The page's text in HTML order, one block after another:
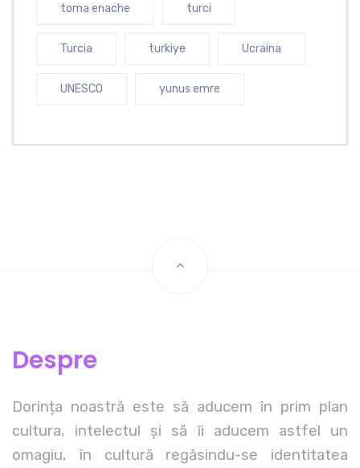
toma enache turci
Turcia turkiye Ucraina
UNESCO yunus emre
Despre
Dorința noastră este să aducem în prim plan
cultura, intelectul și să îi aducem astfel un
omagiu, în cultură regăsindu-se identitatea